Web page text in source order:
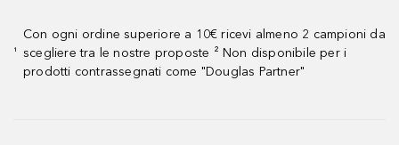
¹
Con ogni ordine superiore a 10€ ricevi almeno 2 campioni da
scegliere tra le nostre proposte ² Non disponibile per i
prodotti contrassegnati come "Douglas Partner"